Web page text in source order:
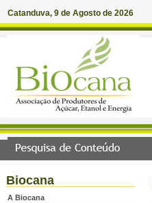
Catanduva, 9 de Agosto de 2026
Biocana
A Biocana